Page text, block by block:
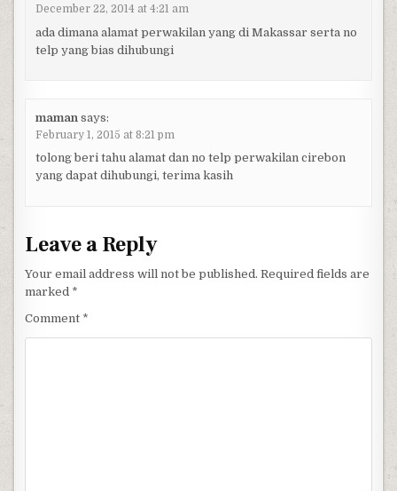
December 22, 2014 at 4:21 am
ada dimana alamat perwakilan yang di Makassar serta no
telp yang bias dihubungi
maman says:
February 1, 2015 at 8:21 pm
tolong beri tahu alamat dan no telp perwakilan cirebon
yang dapat dihubungi, terima kasih
Leave a Reply
Your email address will not be published. Required fields are
marked *
Comment *